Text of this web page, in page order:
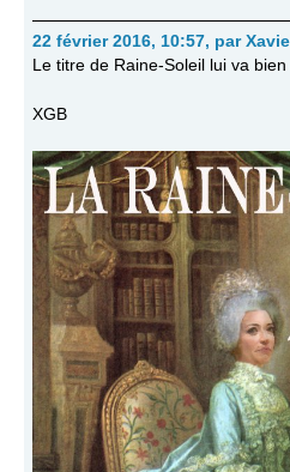
22 février 2016, 10:57, par
Le titre de Raine-Soleil lui va bien
XGB